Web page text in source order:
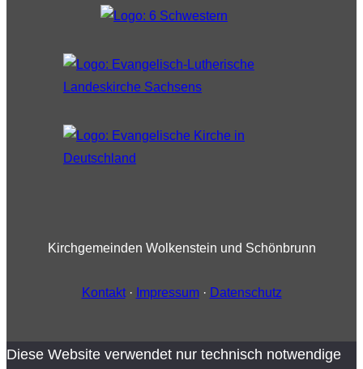
Kirchgemeinden Wolkenstein und Schönbrunn
Kontakt· Impressum· Datenschutz
Diese Website verwendet nur technisch notwendige